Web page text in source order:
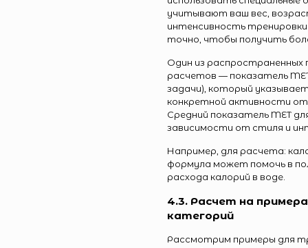
учитывают ваш вес,
интенсивность
точно, чтобы получить
Один из распространенных
расчетов — показатель
задачи), который
конкретной активности
Средний показатель MET
зависимости от стиля и
Например, для расчета:
формула может помочь в
расхода калорий в воде.
4.3. Расчет на
категорий
Рассмотрим примеры для